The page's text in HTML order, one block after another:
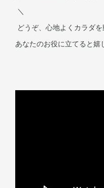
＼
どうぞ、心地よくカラダ
あなたのお役に立てると嬉